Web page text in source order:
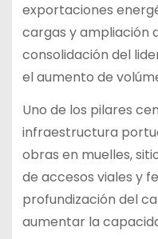
exportaciones
cargas y ampliación
consolidación del
el aumento de
Uno de los pilares
infraestructura
obras en muelles,
de accesos viales y
profundización del
aumentar la